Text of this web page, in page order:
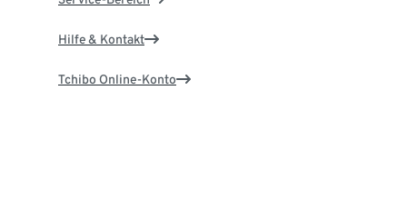
Hilfe & Kontakt
Tchibo Online-Konto